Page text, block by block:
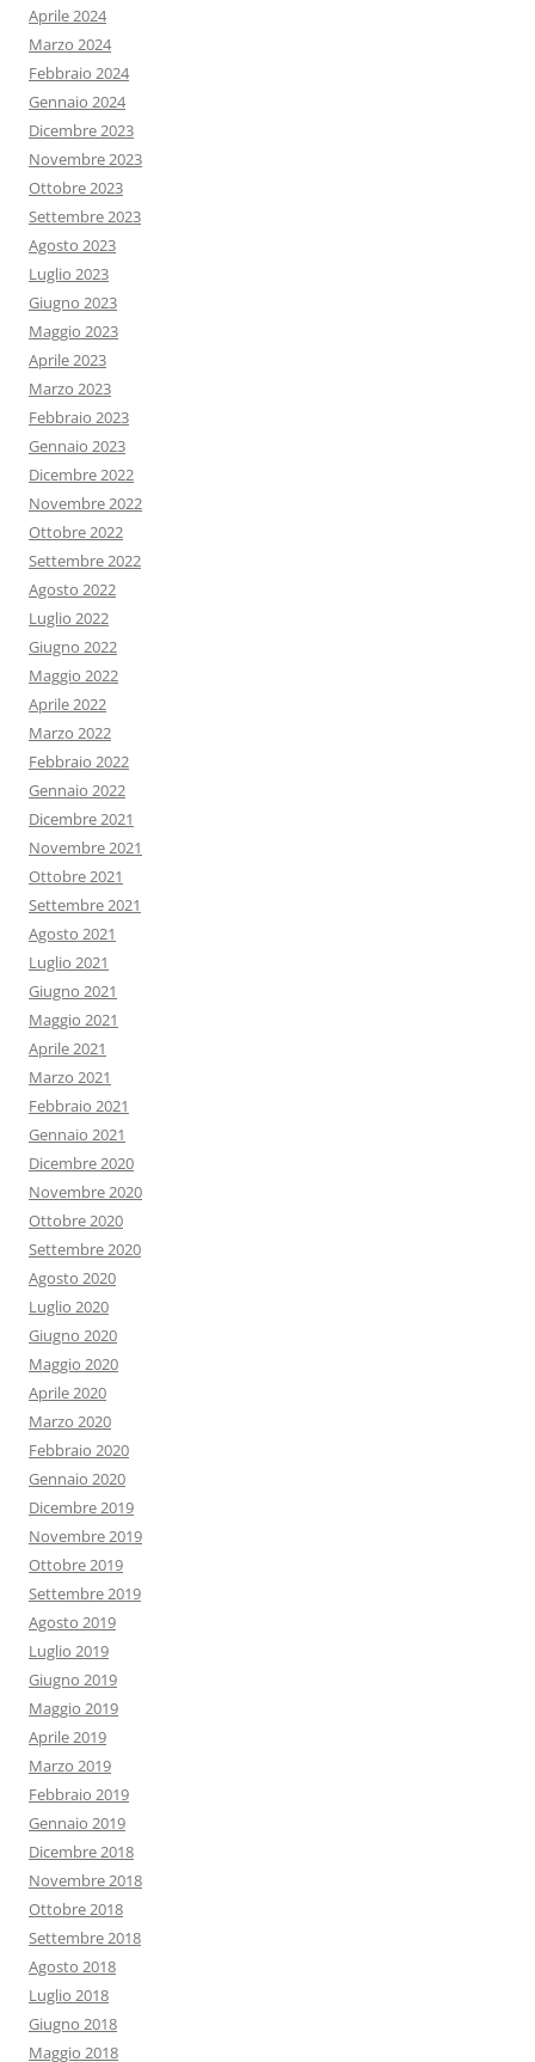
Aprile 2024
Marzo 2024
Febbraio 2024
Gennaio 2024
Dicembre 2023
Novembre 2023
Ottobre 2023
Settembre 2023
Agosto 2023
Luglio 2023
Giugno 2023
Maggio 2023
Aprile 2023
Marzo 2023
Febbraio 2023
Gennaio 2023
Dicembre 2022
Novembre 2022
Ottobre 2022
Settembre 2022
Agosto 2022
Luglio 2022
Giugno 2022
Maggio 2022
Aprile 2022
Marzo 2022
Febbraio 2022
Gennaio 2022
Dicembre 2021
Novembre 2021
Ottobre 2021
Settembre 2021
Agosto 2021
Luglio 2021
Giugno 2021
Maggio 2021
Aprile 2021
Marzo 2021
Febbraio 2021
Gennaio 2021
Dicembre 2020
Novembre 2020
Ottobre 2020
Settembre 2020
Agosto 2020
Luglio 2020
Giugno 2020
Maggio 2020
Aprile 2020
Marzo 2020
Febbraio 2020
Gennaio 2020
Dicembre 2019
Novembre 2019
Ottobre 2019
Settembre 2019
Agosto 2019
Luglio 2019
Giugno 2019
Maggio 2019
Aprile 2019
Marzo 2019
Febbraio 2019
Gennaio 2019
Dicembre 2018
Novembre 2018
Ottobre 2018
Settembre 2018
Agosto 2018
Luglio 2018
Giugno 2018
Maggio 2018